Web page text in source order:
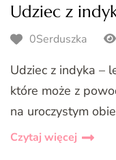
Udziec z
0Serduszka
Udziec z indyka –
które może z
na uroczystym
Czytaj więcej